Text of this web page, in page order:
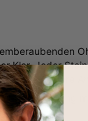
Klar. Jeder
besondere
Beschichtung